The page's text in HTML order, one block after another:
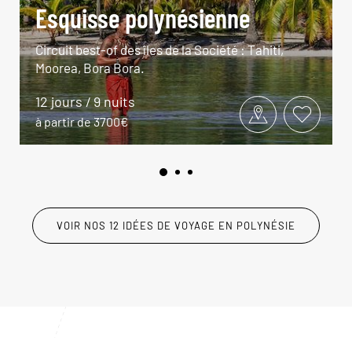
Esquisse polynésienne
Circuit best-of des îles de la Société : Tahiti,
Moorea, Bora Bora.
12 jours / 9 nuits
à partir de 3700€
VOIR NOS 12 IDÉES DE VOYAGE EN POLYNÉSIE